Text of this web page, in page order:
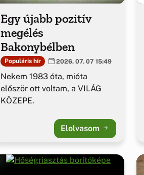
Egy újabb pozitív
megélés
Bakonybélben
Populáris hír 2026. 07. 07 15:49
Nekem 1983 óta, mióta
először ott voltam, a VILÁG
KÖZEPE.
Elolvasom